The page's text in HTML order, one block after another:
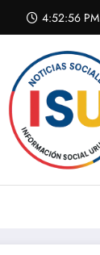
4:52:56 PM